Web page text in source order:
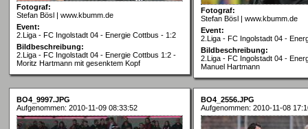
Fotograf:
Stefan Bösl | www.kbumm.de
Event:
2.Liga - FC Ingolstadt 04 - Energie Cottbus - 1:2
Bildbeschreibung:
2.Liga - FC Ingolstadt 04 - Energie Cottbus 1:2 -
Moritz Hartmann mit gesenktem Kopf
Fotograf:
Stefan Bösl | www.kbumm.de
Event:
2.Liga - FC Ingolstadt 04 -
Bildbeschreibung:
2.Liga - FC Ingolstadt 04 -
Manuel Hartmann
BO4_9997.JPG
Aufgenommen: 2010-11-09 08:33:52
BO4_2556.JPG
Aufgenommen: 2010-11-08